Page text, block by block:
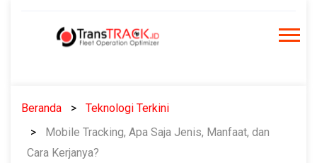
Beranda
Teknologi Terkini
Mobile Tracking, Apa Saja Jenis, Manfaat, dan
Cara Kerjanya?